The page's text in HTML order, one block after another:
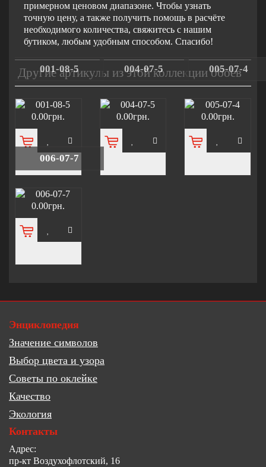
примерном ценовом диапазоне. Чтобы узнать
точную цену, а также получить помощь в расчёте
необходимого количества, свяжитесь с нашим
бутиком, любым удобным способом. Спасибо!
Другие артикулы из этой коллекции обоев
001-08-5
0.00грн.
004-07-5
0.00грн.
005-07-4
0.00грн.
006-07-7
0.00грн.
Энциклопедия
Значение символов
Выбор цвета и узора
Советы по оклейке
Качество
Экология
Контакты
Адрес:
пр-кт Воздухофлотский, 16